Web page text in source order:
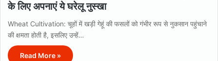
के लिए अपनाएं ये घरेलू नुस्खा
Wheat Cultivation: चूहों में खड़ी गेहूं की फसलों को गंभीर रूप से नुकसान पहुंचाने
की क्षमता होती है, इसलिए उन्हें…
Read More »